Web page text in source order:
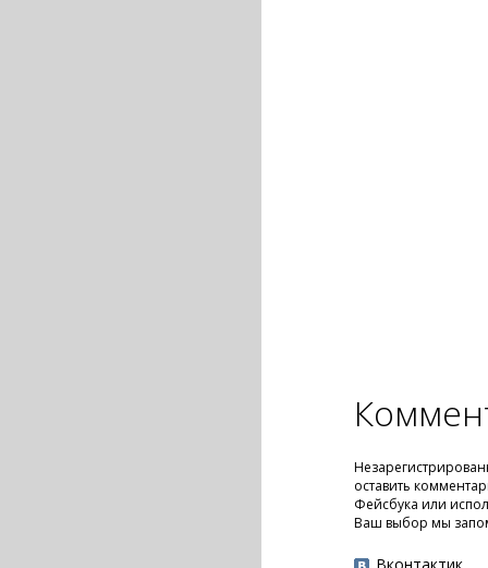
оставить
Фейсбука или
Ваш выбор мы